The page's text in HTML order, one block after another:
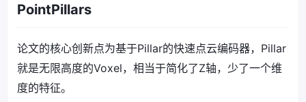
PointPillars
论文的核心创新点为基于Pillar的快速点云编码器，Pillar
就是无限高度的Voxel，相当于简化了Z轴，少了一个维
度的特征。